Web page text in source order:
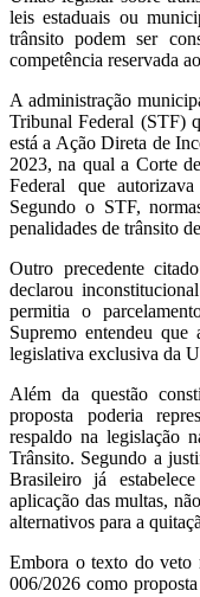
leis estaduais ou
trânsito podem ser
competência reservada
A administração
Tribunal Federal (STF)
está a Ação Direta de
2023, na qual a Corte
Federal que
Segundo o STF,
penalidades de trânsito
Outro precedente
declarou
permitia o
Supremo entendeu que
legislativa exclusiva da
Além da questão
proposta poderia
respaldo na legislação
Trânsito. Segundo a
Brasileiro já
aplicação das multas,
alternativos para a
Embora o texto do veto
006/2026 como